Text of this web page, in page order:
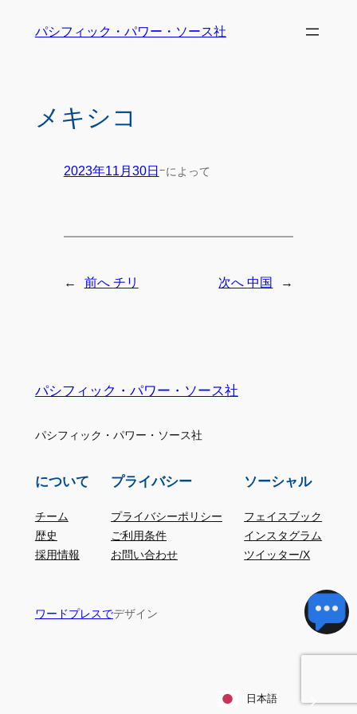
パシフィック・パワー・ソース社
メキシコ
2023年11月30日 -によって
← 前へ チリ 次へ中国 →
パシフィック・パワー・ソース社
パシフィック・パワー・ソース社
について
チーム
歴史
採用情報
プライバシー
プライバシーポリシー
ご利用条件
お問い合わせ
ソーシャル
フェイスブック
インスタグラム
ツイッター/X
ワードプレスでデザイン
日本語